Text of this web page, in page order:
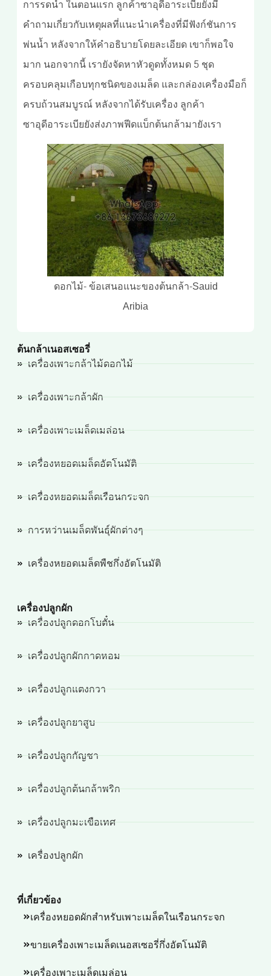
การรดน้ำ ในตอนแรก ลูกค้าซาอุดีอาระเบียยังมี
คำถามเกี่ยวกับเหตุผลที่แนะนำเครื่องที่มีฟังก์ชันการ
พ่นน้ำ หลังจากให้คำอธิบายโดยละเอียด เขาก็พอใจ
มาก นอกจากนี้ เรายังจัดหาหัวดูดทั้งหมด 5 ชุด
ครอบคลุมเกือบทุกชนิดของเมล็ด และกล่องเครื่องมือก็
ครบถ้วนสมบูรณ์ หลังจากได้รับเครื่อง ลูกค้า
ซาอุดีอาระเบียยังส่งภาพฟีดแบ็กต้นกล้ามายังเรา
ดอกไม้- ข้อเสนอแนะของต้นกล้า-Sauid
Aribia
ต้นกล้าเนอสเซอรี่
เครื่องเพาะกล้าไม้ดอกไม้
เครื่องเพาะกล้าผัก
เครื่องเพาะเมล็ดเมล่อน
เครื่องหยอดเมล็ดอัตโนมัติ
เครื่องหยอดเมล็ดเรือนกระจก
การหว่านเมล็ดพันธุ์ผักต่างๆ
เครื่องหยอดเมล็ดพืชกึ่งอัตโนมัติ
เครื่องปลูกผัก
เครื่องปลูกดอกโบตั๋น
เครื่องปลูกผักกาดหอม
เครื่องปลูกแตงกวา
เครื่องปลูกยาสูบ
เครื่องปลูกกัญชา
เครื่องปลูกต้นกล้าพริก
เครื่องปลูกมะเขือเทศ
เครื่องปลูกผัก
ที่เกี่ยวข้อง
เครื่องหยอดผักสำหรับเพาะเมล็ดในเรือนกระจก
ขายเครื่องเพาะเมล็ดเนอสเซอรี่กึ่งอัตโนมัติ
เครื่องเพาะเมล็ดเมล่อน